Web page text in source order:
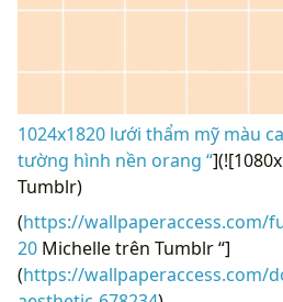
1024x1820 lưới thẩm mỹ màu
tường hình nền orang “
Tumblr)
(https://wallpaperaccess.com/
20 Michelle trên Tumblr “]
(https://wallpaperaccess.com/